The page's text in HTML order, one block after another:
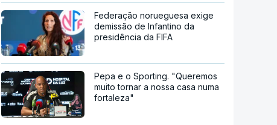
Federação norueguesa exige
demissão de Infantino da
presidência da FIFA
Pepa e o Sporting. "Queremos
muito tornar a nossa casa numa
fortaleza"